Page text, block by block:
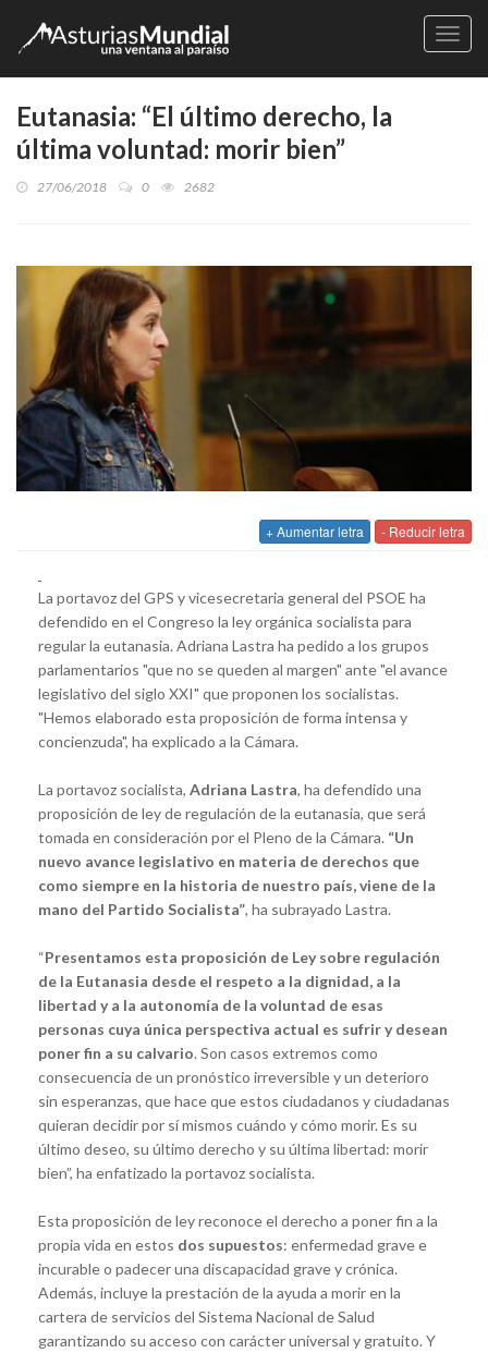
Eutanasia: “El último derecho, la
última voluntad: morir bien”
27/06/2018 0 2682
+ Aumentar letra - Reducir letra
La portavoz del GPS y vicesecretaria general del PSOE ha
defendido en el Congreso la ley orgánica socialista para
regular la eutanasia. Adriana Lastra ha pedido a los grupos
parlamentarios "que no se queden al margen" ante "el avance
legislativo del siglo XXI" que proponen los socialistas.
"Hemos elaborado esta proposición de forma intensa y
concienzuda", ha explicado a la Cámara.
La portavoz socialista, Adriana Lastra, ha defendido una
proposición de ley de regulación de la eutanasia, que será
tomada en consideración por el Pleno de la Cámara. “Un
nuevo avance legislativo en materia de derechos que
como siempre en la historia de nuestro país, viene de la
mano del Partido Socialista”, ha subrayado Lastra.
“Presentamos esta proposición de Ley sobre regulación
de la Eutanasia desde el respeto a la dignidad, a la
libertad y a la autonomía de la voluntad de esas
personas cuya única perspectiva actual es sufrir y desean
poner fin a su calvario. Son casos extremos como
consecuencia de un pronóstico irreversible y un deterioro
sin esperanzas, que hace que estos ciudadanos y ciudadanas
quieran decidir por sí mismos cuándo y cómo morir. Es su
último deseo, su último derecho y su última libertad: morir
bien”, ha enfatizado la portavoz socialista.
Esta proposición de ley reconoce el derecho a poner fin a la
propia vida en estos dos supuestos: enfermedad grave e
incurable o padecer una discapacidad grave y crónica.
Además, incluye la prestación de la ayuda a morir en la
cartera de servicios del Sistema Nacional de Salud
garantizando su acceso con carácter universal y gratuito. Y